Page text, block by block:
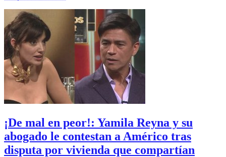
¡De mal en peor!: Yamila Reyna y su
abogado le contestan a Américo tras
disputa por vivienda que compartían